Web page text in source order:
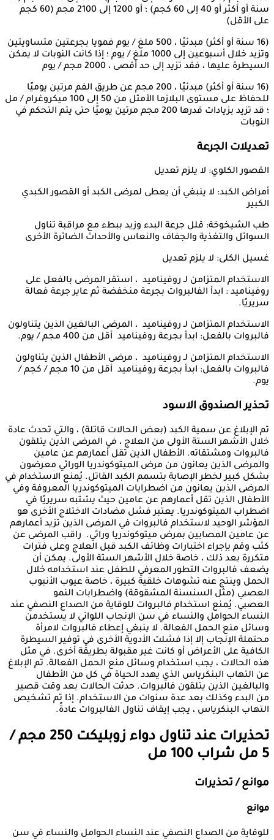
سنة أو أكثر أو 40 إلى 60 كجم) ؛ أو 1200 إلى 2100 مجم (60 كجم
على الأقل)
(16 سنة أو أكثر) مبدئيًا ، 500 ملغ / يوم فمويا بجرعتين متساويتين
وتزيد خلال أسبوعين إلى 1000 ملغ / يوم ؛ إذا كانت النوبات لا يمكن
السيطرة عليها ، فقد تزيد إلى حد أقصى ، 2000 مجم / يوم
(16 سنة أو أكثر) مبدئيًا ، 200 مجم عن طريق الفم مرتين يوميًا
للحفاظ على مستوى البلازما الأمثل من 50 إلى 100 ميكروغرام / مل
؛ قد تزيد بزيادات قدرها 200 مجم مرتين يوميًا حتى يتم التحكم في
النوبات
تعديلات الجرعة
القصور الكلوي: لا يلزم تعديل
أمراض الكبد: لا ينبغي أن يعطى لمرضى الكبد أو القصور الكبدي
الكبير
طب الشيخوخة: قلل جرعة البدء وزيد ببطء مع مراقبة تناول
السوائل والتغذية والجفاف والنعاس والأحداث الضائرة الأخرى
غسيل الكلى: لا يلزم تعديل
الاستخدام المتزامن لـ روفيناميد ، استقر المرضى بالفعل على
روفيناميد : ابدأ الفالبروات بجرعة منخفضة ثم عاير جرعة فعالة
سريريًا.
الاستخدام المتزامن لـ روفيناميد ، المرضى البالغين الذين يتناولون
فالبروات بالفعل: ابدأ بجرعة روفيناميد أقل من 400 مجم / يوم.
الاستخدام المتزامن لـ روفيناميد ، مرضى الأطفال الذين يتناولون
فالبروات بالفعل: ابدأ بجرعة روفيناميد أقل من 10 مجم / كجم /
يوم.
تحذير الصندوق الاسود
تم الإبلاغ عن سمية الكبد (بعض الحالات قاتلة) ، والتي تحدث عادة
خلال الأشهر الستة الأولى من العلاج ، في المرضى الذين يتلقون
فالبروات ومشتقاته. الأطفال الذين تقل أعمارهم عن عامين
والمرضى الذين يعانون من مرض الميتوكوندريا الوراثي معرضون
بشكل كبير لخطر الإصابة بتسمم الكبد القاتل. يُمنع الاستخدام في
المرضى الذين يعانون من اضطرابات الميتوكوندريا المعروفة وفي
الأطفال الذين تقل أعمارهم عن عامين حيث يشتبه سريريًا في
اضطراب الميتوكوندريا. يعتبر فشل مضادات الاختلاج الأخرى هو
المؤشر الوحيد لاستخدام فالبروات في المرضى الذين تزيد أعمارهم
عن عامين المصابين بمرض ميتوكوندريا وراثي. راقب المرضى عن
كثب وقم بإجراء اختبارات وظائف الكبد قبل العلاج وعلى فترات
متكررة بعد ذلك ، خاصة خلال الأشهر الستة الأولى. يمكن أن
يضعف فالبروات التطور المعرفي للطفل عند استخدامه خلال
الحمل وينتج عنه تشوهات خلقية كبيرة ، خاصة عيوب الأنبوب
العصبي (مثل السنسنة المشقوقة) واضطرابات النمو
العصبي. يُمنع استخدام فالبروات للوقاية من الصداع النصفي عند
النساء الحوامل والنساء في سن الإنجاب اللواتي لا يستخدمن
وسائل منع الحمل الفعالة. لا ينبغي إعطاء فالبروات لامرأة
محتملة الإنجاب إلا إذا فشلت الأدوية الأخرى في توفير السيطرة
الكافية على الأعراض أو كانت غير مقبولة بطريقة أخرى. في مثل
هذه الحالات ، يجب استخدام وسائل منع الحمل الفعالة. تم الإبلاغ
عن التهاب البنكرياس الذي يهدد الحياة في كل من الأطفال
والبالغين الذين يتلقون فالبروات. حدثت الحالات بعد وقت قصير
من البدء وكذلك بعد عدة سنوات من الاستخدام. إذا تم تشخيص
التهاب البنكرياس ، يجب إيقاف تناول الفالبروات عادةً.
تحذيرات عند تناول دواء
زوبليكت 250 مجم /
5 مل شراب 100 مل
موانع / تحذيرات
موانع
للوقاية من الصداع النصفي عند النساء الحوامل والنساء في سن